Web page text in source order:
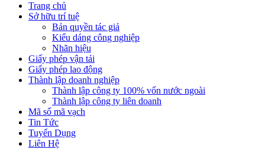
Trang chủ
Sở hữu trí tuệ
Bản quyền tác giả
Kiểu dáng công nghiệp
Nhãn hiệu
Giấy phép vận tải
Giấy phép lao động
Thành lập doanh nghiệp
Thành lập công ty 100% vốn nước ngoài
Thành lập công ty liên doanh
Mã số mã vạch
Tin Tức
Tuyển Dụng
Liên Hệ